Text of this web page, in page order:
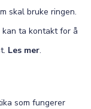
skal bruke ringen.
ta kontakt for å
Les mer.
som fungerer